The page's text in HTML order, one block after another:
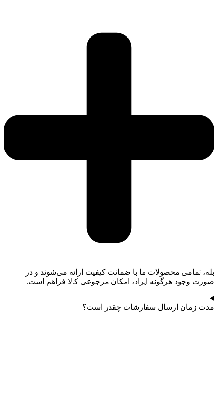
بله، تمامی محصولات ما با ضمانت کیفیت ارائه می‌شوند و در
صورت وجود هرگونه ایراد، امکان مرجوعی کالا فراهم است.
مدت زمان ارسال سفارشات چقدر است؟